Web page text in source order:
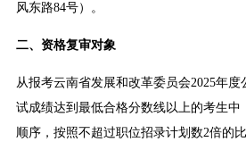
风东路84号）。
二、资格复审对象
从报考云南省发展和改革委员会2025年
试成绩达到最低合格分数线以上的考生中
顺序，按照不超过职位招录计划数2倍的